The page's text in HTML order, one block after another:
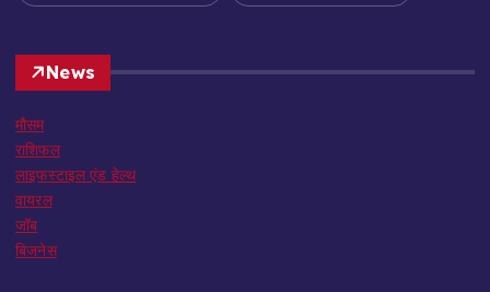
News
मौसम
राशिफल
लाइफस्टाइल एंड हेल्थ
वायरल
जॉब
बिजनेस